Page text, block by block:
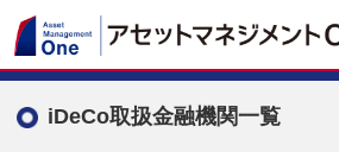
iDeCo取扱金融機関一覧